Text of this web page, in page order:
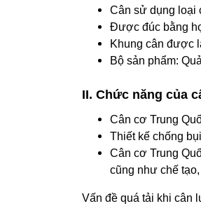
Cân sử dụng loại
Được đúc bằng
Khung cân được
Bộ sản phẩm:
II. Chức năng của
Cân cơ Trung
Thiết kế chống
Cân cơ Trung
cũng như chế
Vấn đề quá tải khi cân